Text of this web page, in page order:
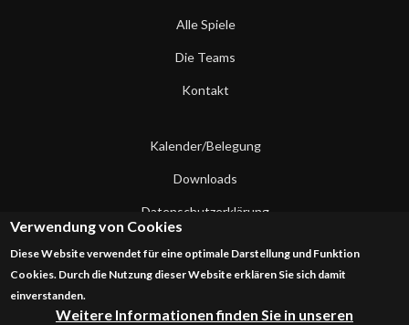
Alle Spiele
Die Teams
Kontakt
Kalender/Belegung
Downloads
Datenschutzerklärung
Kontakt
Verwendung von Cookies
Diese Website verwendet für eine optimale Darstellung und Funktion
Cookies. Durch die Nutzung dieser Website erklären Sie sich damit
einverstanden.
Weitere Informationen finden Sie in unseren